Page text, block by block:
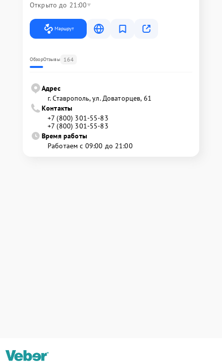
Открыто до 21:00
Маршрут
ОбзорОтзывы 164
Адрес
г. Ставрополь, ул. Доваторцев, 61
Контакты
+7 (800) 301-55-83
+7 (800) 301-55-83
Время работы
Работаем с 09:00 до 21:00